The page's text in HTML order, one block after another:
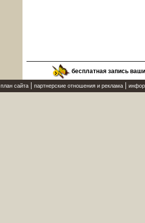
бесплатная запись
план сайта партнерские отношения и реклама